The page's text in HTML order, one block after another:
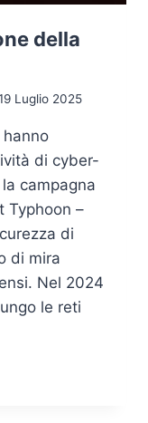
della
Luglio 2025
di cyber-
campagna
Typhoon –
di
di mira
Nel 2024
le reti